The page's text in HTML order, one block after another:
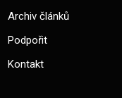
Archiv článků
Podpořit
Kontakt